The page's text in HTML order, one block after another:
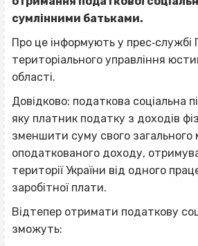
сумлінними батьками.
Про це інформують у прес‐службі
територіального управління
області.
Довідково: податкова соціальна
яку платник податку з доходів
зменшити суму свого загального
оподаткованого доходу,
території України від одного
заробітної плати.
Відтепер отримати податкову
зможуть: